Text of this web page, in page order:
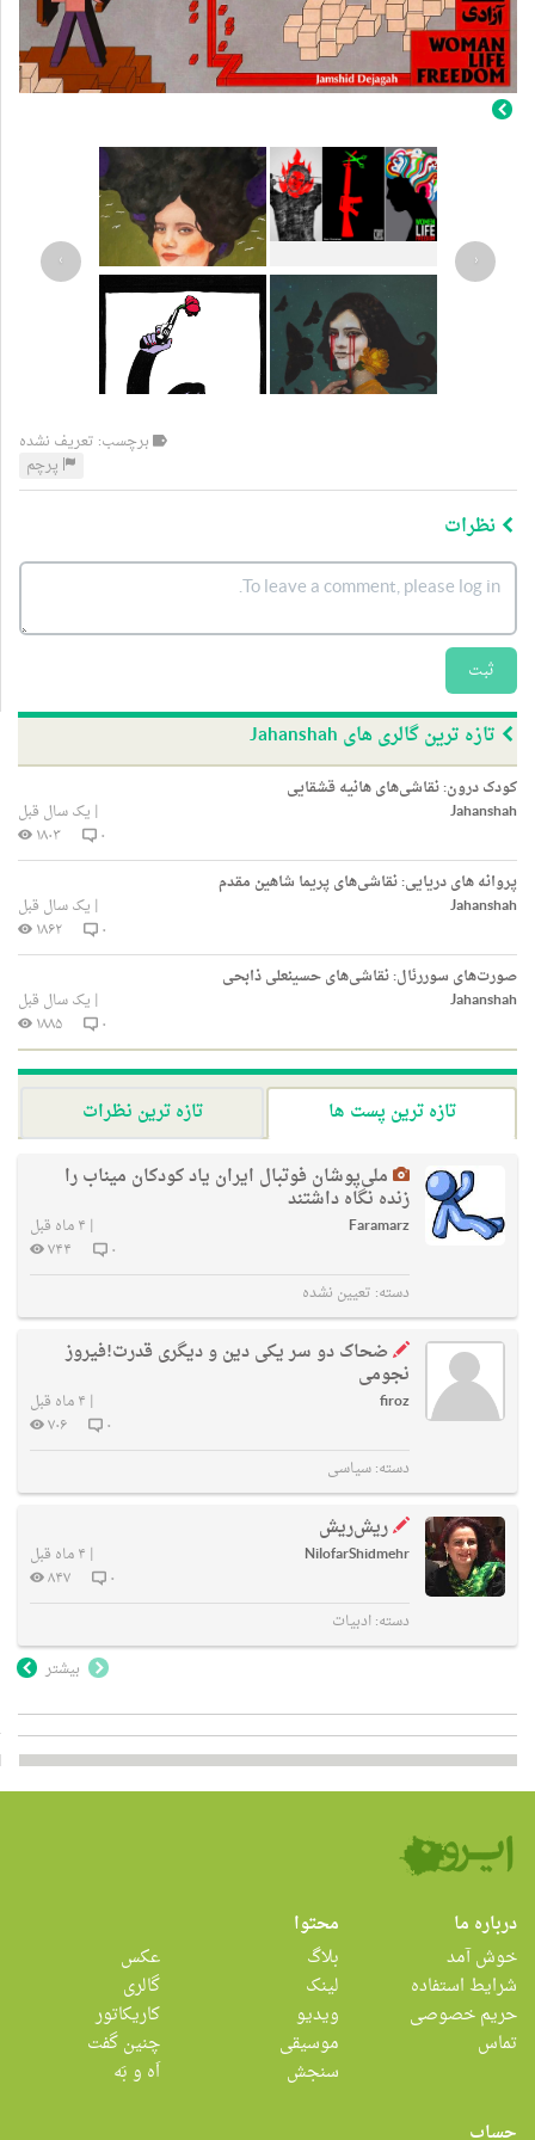
‹
›
برچسب: تعریف نشده
پرچم
نظرات
ثبت
تازه ترین گالری های Jahanshah
کودک درون: نقاشی‌های هانیه قشقایی
Jahanshah
| یک سال قبل
۰
۱۸۰۳
پروانه های دریایی: نقاشی‌های پریما شاهین مقدم
Jahanshah
| یک سال قبل
۰
۱۸۶۲
صورت‌های سوررئال: نقاشی‌های حسینعلی ذابحی
Jahanshah
| یک سال قبل
۰
۱۸۸۵
تازه ترین پست ها
تازه ترین نظرات
ملی‌پوشان فوتبال ایران یاد کودکان میناب را
زنده نگاه داشتند
Faramarz
| ۴ ماه قبل
۰
۷۴۴
دسته: تعیین نشده
ضحاک دو سر یکی دین و دیگری قدرت!فیروز
نجومی
firoz
| ۴ ماه قبل
۰
۷۰۶
دسته:سیاسی
ریش‌ریش
NilofarShidmehr
| ۴ ماه قبل
۰
۸۴۷
دسته:ادبیات
بیشتر
درباره ما
خوش آمد
شرایط استفاده
حریم خصوصی
تماس
محتوا
بلاگ
لینک
ویدیو
موسیقی
سنجش
عکس
گالری
کاریکاتور
چنین گفت
اَه و بَه
حساب